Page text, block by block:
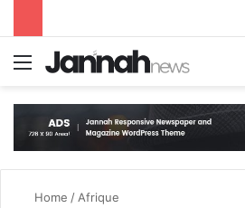
Menu
Home / Afrique